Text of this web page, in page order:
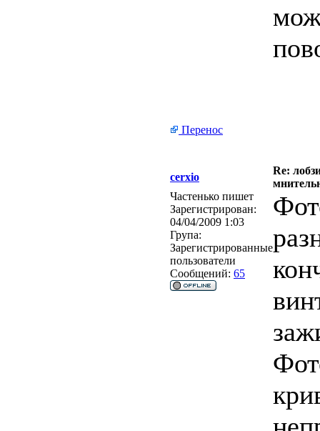
Перенос
cerxio
Re:
Частенько пишет
Зарегистрирован:
04/04/2009 1:03
Група:
Зарегистрированные
пользователи
Сообщений: 65